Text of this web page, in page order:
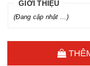
GIỚI THIỆU
(Đang cập nhật ...)